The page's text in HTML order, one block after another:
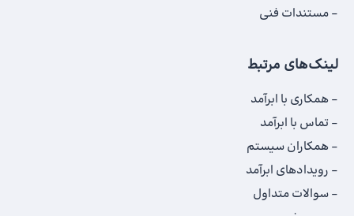
مستندات فنی
لینک‌های مرتبط
همکاری با ابرآمد
تماس با ابرآمد
همکاران سیستم
رویدادهای ابرآمد
سوالات متداول